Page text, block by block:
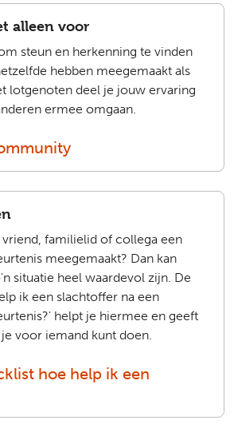
alleen voor
steun en herkenning te vinden
hebben meegemaakt als
lotgenoten deel je jouw ervaring
ermee omgaan.
familielid of collega een
meegemaakt? Dan kan
situatie heel waardevol zijn. De
ik een slachtoffer na een
helpt je hiermee en geeft
voor iemand kunt doen.
hoe help ik een